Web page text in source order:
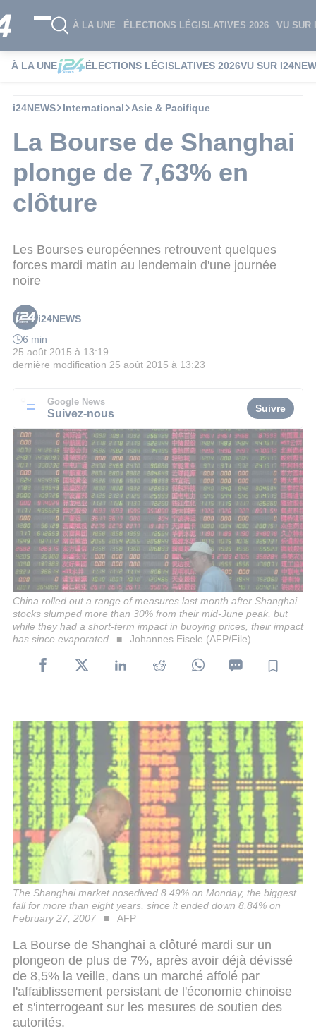
À LA UNE ÉLECTIONS LÉGISLATIVES 2026 VU SUR
À LA UNE ÉLECTIONS LÉGISLATIVES 2026VU SUR
i24NEWS International Asie & Pacifique
La Bourse de Shanghai
plonge de 7,63% en
clôture
Les Bourses européennes retrouvent quelques
forces mardi matin au lendemain d'une journée
noire
i24NEWS
6 min
25 août 2015 à 13:19
dernière modification 25 août 2015 à 13:23
Google News
Suivez-nous Suivre
China rolled out a range of measures last month after Shanghai
stocks slumped more than 30% from their mid-June peak, but
while they had a short-term impact in buoying prices, their impact
has since evaporated
Johannes Eisele (AFP/File)
The Shanghai market nosedived 8.49% on Monday, the biggest
fall for more than eight years, since it ended down 8.84% on
February 27, 2007
AFP
La Bourse de Shanghai a clôturé mardi sur un
plongeon de plus de 7%, après avoir déjà dévissé
de 8,5% la veille, dans un marché affolé par
l'affaiblissement persistant de l'économie chinoise
et s'interrogeant sur les mesures de soutien des
autorités.